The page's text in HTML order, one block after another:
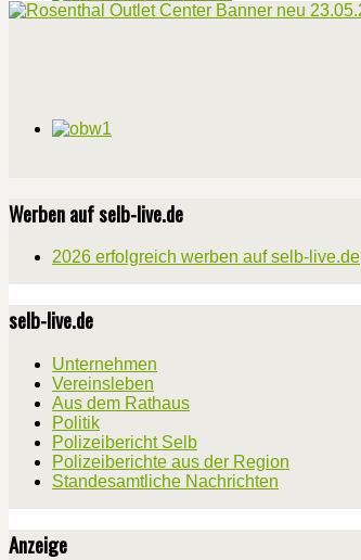
Werben auf selb-live.de
2026 erfolgreich werben auf selb-live.de
selb-live.de
Unternehmen
Vereinsleben
Aus dem Rathaus
Politik
Polizeibericht Selb
Polizeiberichte aus der Region
Standesamtliche Nachrichten
Anzeige